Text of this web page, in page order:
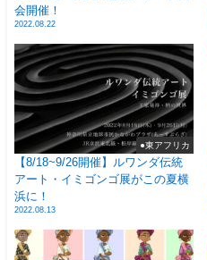
会開催！
2022.08.22
●東アフリカ
【8/18~9/26開催】ルワンダ伝統
アート・イミゴンゴ展がこの夏横
浜に！
2022.08.13